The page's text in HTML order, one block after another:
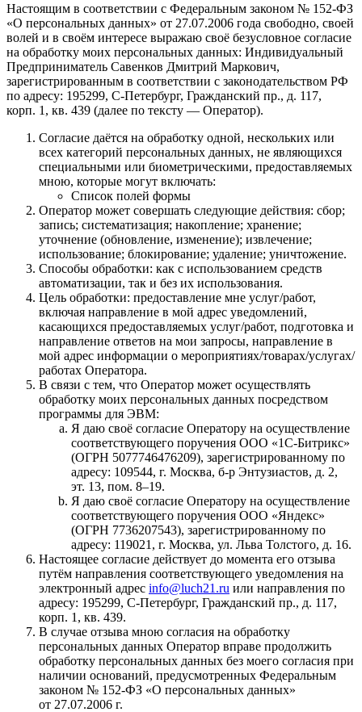
Настоящим в соответствии с Федеральным законом № 152‑ФЗ
«О персональных данных» от 27.07.2006 года свободно, своей
волей и в своём интересе выражаю своё безусловное согласие
на обработку моих персональных данных: Индивидуальный
Предприниматель Савенков Дмитрий Маркович,
зарегистрированным в соответствии с законодательством РФ
по адресу: 195299, С‑Петербург, Гражданский пр., д. 117,
корп. 1, кв. 439 (далее по тексту — Оператор).
Согласие даётся на обработку одной, нескольких или
всех категорий персональных данных, не являющихся
специальными или биометрическими, предоставляемых
мною, которые могут включать:
Список полей формы
Оператор может совершать следующие действия: сбор;
запись; систематизация; накопление; хранение;
уточнение (обновление, изменение); извлечение;
использование; блокирование; удаление; уничтожение.
Способы обработки: как с использованием средств
автоматизации, так и без их использования.
Цель обработки: предоставление мне услуг/работ,
включая направление в мой адрес уведомлений,
касающихся предоставляемых услуг/работ, подготовка и
направление ответов на мои запросы, направление в
мой адрес информации о мероприятиях/товарах/услугах/
работах Оператора.
В связи с тем, что Оператор может осуществлять
обработку моих персональных данных посредством
программы для ЭВМ:
Я даю своё согласие Оператору на осуществление
соответствующего поручения ООО «1С‑Битрикс»
(ОГРН 5077746476209), зарегистрированному по
адресу: 109544, г. Москва, б‑р Энтузиастов, д. 2,
эт. 13, пом. 8–19.
Я даю своё согласие Оператору на осуществление
соответствующего поручения ООО «Яндекс»
(ОГРН 7736207543), зарегистрированному по
адресу: 119021, г. Москва, ул. Льва Толстого, д. 16.
Настоящее согласие действует до момента его отзыва
путём направления соответствующего уведомления на
электронный адрес info@luch21.ru или направления по
адресу: 195299, С‑Петербург, Гражданский пр., д. 117,
корп. 1, кв. 439.
В случае отзыва мною согласия на обработку
персональных данных Оператор вправе продолжить
обработку персональных данных без моего согласия при
наличии оснований, предусмотренных Федеральным
законом № 152‑ФЗ «О персональных данных»
от 27.07.2006 г.